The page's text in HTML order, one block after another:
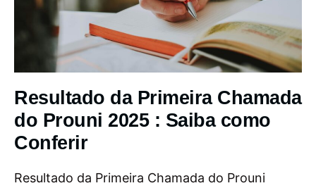
Resultado da Primeira Chamada
do Prouni 2025 : Saiba como
Conferir
Resultado da Primeira Chamada do Prouni